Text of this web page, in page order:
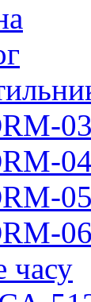
03
04
05
06
часу